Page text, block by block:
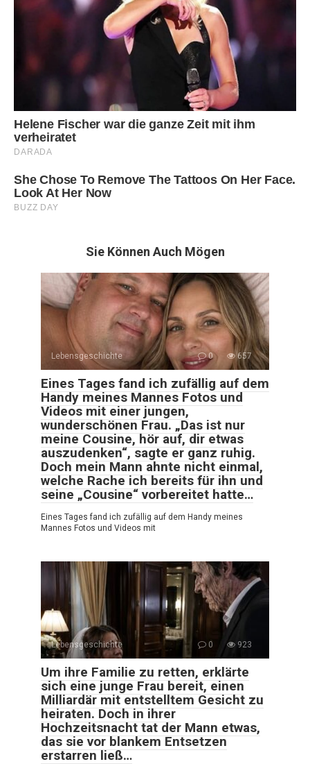
Sie Können Auch Mögen
Lebensgeschichte 0 657
Eines Tages fand ich zufällig auf dem
Handy meines Mannes Fotos und
Videos mit einer jungen,
wunderschönen Frau. „Das ist nur
meine Cousine, hör auf, dir etwas
auszudenken“, sagte er ganz ruhig.
Doch mein Mann ahnte nicht einmal,
welche Rache ich bereits für ihn und
seine „Cousine“ vorbereitet hatte…
Eines Tages fand ich zufällig auf dem Handy meines
Mannes Fotos und Videos mit
Lebensgeschichte 0 923
Um ihre Familie zu retten, erklärte
sich eine junge Frau bereit, einen
Milliardär mit entstelltem Gesicht zu
heiraten. Doch in ihrer
Hochzeitsnacht tat der Mann etwas,
das sie vor blankem Entsetzen
erstarren ließ…